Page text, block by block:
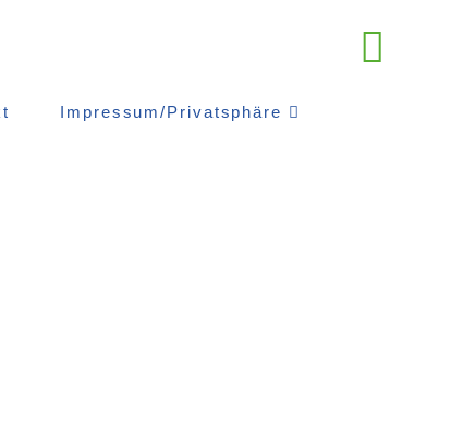
Impressum/Privatsphäre